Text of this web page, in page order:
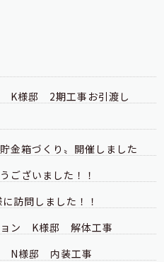
K様邸 2期工事お引渡し
金箱づくり〟開催しました
ございました！！
訪問しました！！
ョン K様邸 解体工事
N様邸 内装工事